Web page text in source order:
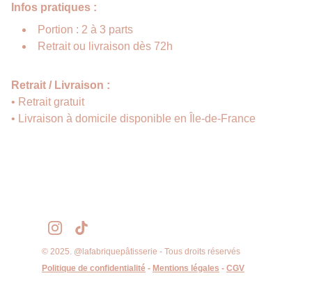
Infos pratiques :
Portion : 2 à 3 parts
Retrait ou livraison dès 72h
Retrait / Livraison :
• Retrait gratuit
• Livraison à domicile disponible en Île-de-France
© 2025. @lafabriquepâtisserie - Tous droits réservés
Politique de confidentialité - Mentions légales - CGV